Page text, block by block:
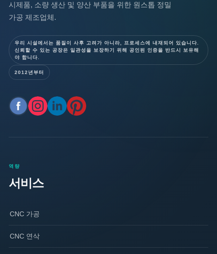
시제품, 소량 생산 및 양산 부품을 위한 원스톱 정밀
가공 제조업체.
우리 시설에서는 품질이 사후 고려가 아니라, 프로세스에 내재되어 있습니다.
신뢰할 수 있는 공장은 일관성을 보장하기 위해 공인된 인증을 반드시 보유해
야 합니다.
2012년부터
역량
서비스
CNC 가공
CNC 연삭